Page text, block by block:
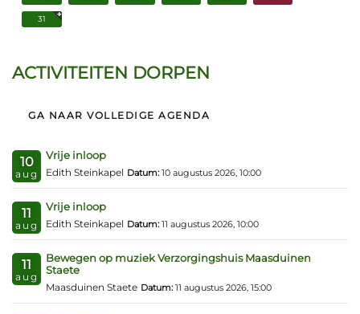
31
ACTIVITEITEN DORPEN
GA NAAR VOLLEDIGE AGENDA
10
aug
Vrije inloop
Edith Steinkapel Datum: 10 augustus 2026, 10:00
11
aug
Vrije inloop
Edith Steinkapel Datum: 11 augustus 2026, 10:00
11
aug
Bewegen op muziek Verzorgingshuis Maasduinen
Staete
Maasduinen Staete Datum: 11 augustus 2026, 15:00